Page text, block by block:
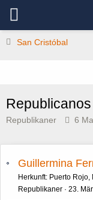
San Cristóbal
Republicanos
Republikaner 6
Guillermina
Herkunft: Puerto Rojo,
Republikaner
23.